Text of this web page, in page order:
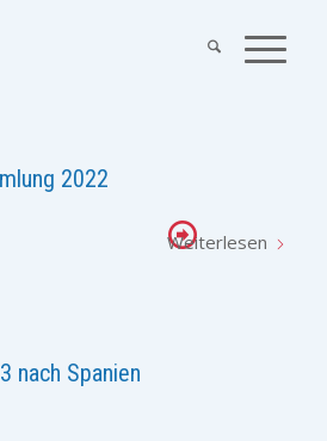
2022
Weiterlesen
nach Spanien